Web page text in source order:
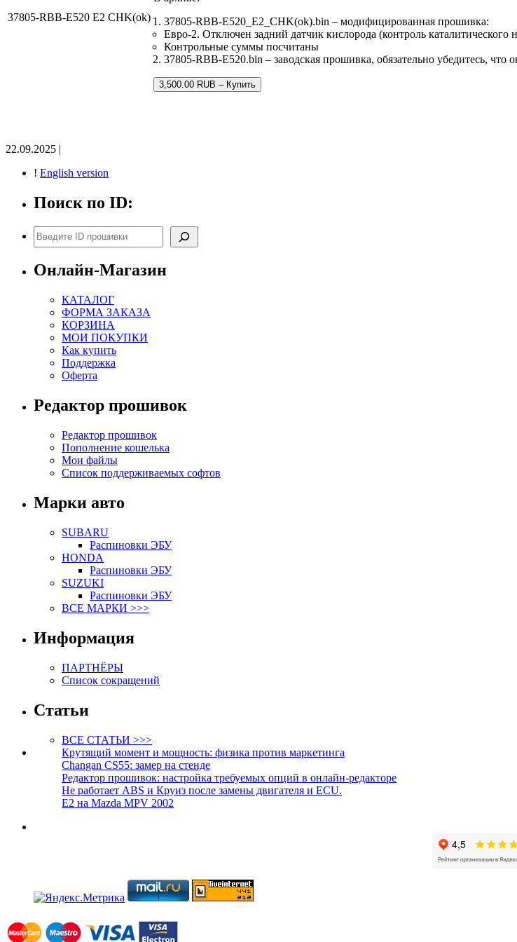
37805-RBB-E520 E2 CHK(ok)
37805-RBB-E520_E2_CHK(ok).bin – модифицированная прошивка:
Евро-2. Отключен задний датчик кислорода (контроль каталитического
Контрольные суммы посчитаны
37805-RBB-E520.bin – заводская прошивка, обязательно убедитесь, что
3,500.00 RUB – Купить
22.09.2025 |
! English version
Поиск по ID:
Поиск
Онлайн-Магазин
КАТАЛОГ
ФОРМА ЗАКАЗА
КОРЗИНА
МОИ ПОКУПКИ
Как купить
Поддержка
Оферта
Редактор прошивок
Редактор прошивок
Пополнение кошелька
Мои файлы
Список поддерживаемых софтов
Марки авто
SUBARU
Распиновки ЭБУ
HONDA
Распиновки ЭБУ
SUZUKI
Распиновки ЭБУ
ВСЕ МАРКИ >>>
Информация
ПАРТНЁРЫ
Список сокращений
Статьи
ВСЕ СТАТЬИ >>>
Крутящий момент и мощность: физика против маркетинга
Changan CS55: замер на стенде
Редактор прошивок: настройка требуемых опций в онлайн-редакторе
Не работает ABS и Круиз после замены двигателя и ECU.
E2 на Mazda MPV 2002